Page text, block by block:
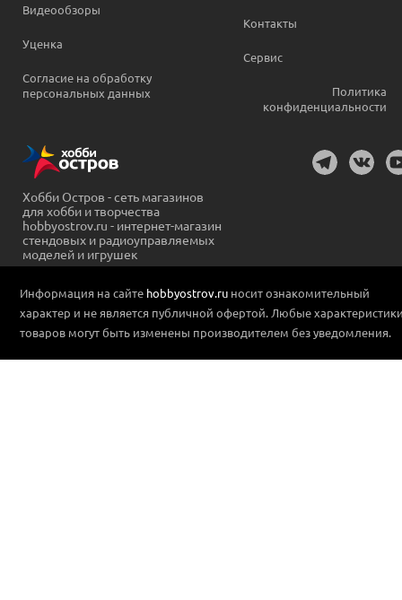
Видеообзоры
Уценка
Согласие на обработку
персональных данных
Контакты
Сервис
Политика
конфиденциальности
Хобби Остров - сеть магазинов
для хобби и творчества
hobbyostrov.ru - интернет-магазин
стендовых и радиоуправляемых
моделей и игрушек
Информация на сайте hobbyostrov.ru носит ознакомительный
характер и не является публичной офертой. Любые
товаров могут быть изменены производителем без уведомления.